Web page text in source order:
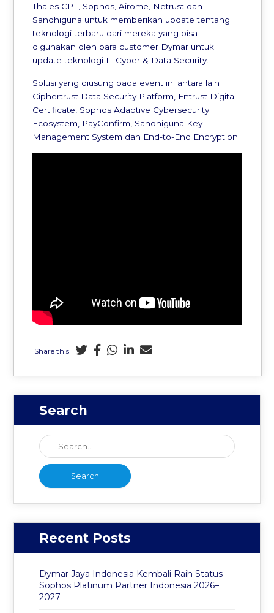
Thales CPL, Sophos, Airome, Netrust dan
Sandhiguna untuk memberikan update tentang
teknologi terbaru dari mereka yang bisa
digunakan oleh para customer Dymar untuk
update teknologi IT Cyber & Data Security.
Solusi yang diusung pada event ini antara lain
Ciphertrust Data Security Platform, Entrust Digital
Certificate, Sophos Adaptive Cybersecurity
Ecosystem, PayConfirm, Sandhiguna Key
Management System dan End-to-End Encryption.
Share this
Search
Recent Posts
Dymar Jaya Indonesia Kembali Raih Status
Sophos Platinum Partner Indonesia 2026–
2027